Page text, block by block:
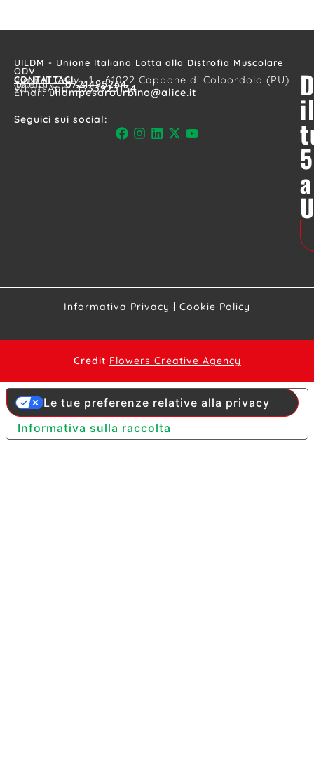
UILDM - Unione Italiana Lotta alla Distrofia Muscolare
ODV
CONTATTACI
via F.lli Cervi, 1 - 61022 Cappone di Colbordolo (PU)
Telefono:0721495264
WhatsApp:3333923134
Email:uildmpesarourbino@alice.it
Seguici sui social:
a
Informativa Privacy | Cookie Policy
Credit Flowers Creative Agency
Informativa sulla raccolta
Le tue preferenze relative alla privacy